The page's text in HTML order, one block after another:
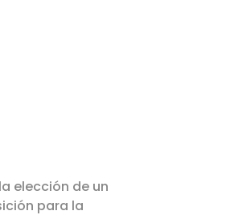
elección de un
para la